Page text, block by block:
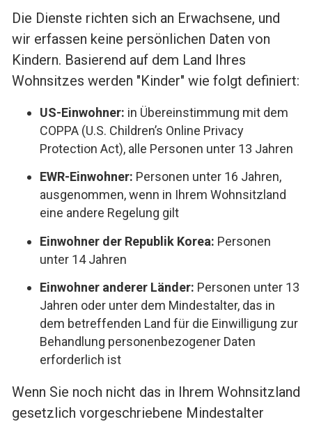
Die Dienste richten sich an Erwachsene, und
wir erfassen keine persönlichen Daten von
Kindern. Basierend auf dem Land Ihres
Wohnsitzes werden "Kinder" wie folgt definiert:
US-Einwohner: in Übereinstimmung mit dem
COPPA (U.S. Children’s Online Privacy
Protection Act), alle Personen unter 13 Jahren
EWR-Einwohner: Personen unter 16 Jahren,
ausgenommen, wenn in Ihrem Wohnsitzland
eine andere Regelung gilt
Einwohner der Republik Korea: Personen
unter 14 Jahren
Einwohner anderer Länder: Personen unter 13
Jahren oder unter dem Mindestalter, das in
dem betreffenden Land für die Einwilligung zur
Behandlung personenbezogener Daten
erforderlich ist
Wenn Sie noch nicht das in Ihrem Wohnsitzland
gesetzlich vorgeschriebene Mindestalter